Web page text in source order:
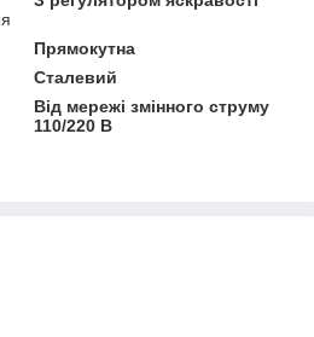
Прямокутна
Сталевий
Від мережі змінного струму
110/220 В